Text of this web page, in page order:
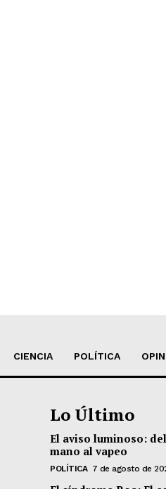
CIENCIA POLÍTICA
Lo Último
El aviso luminoso:
mano al vapeo
POLÍTICA 7 de agosto de